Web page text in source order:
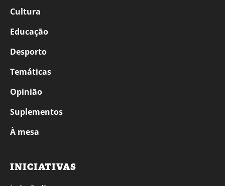
Cultura
Educação
Desporto
Temáticas
Opinião
Suplementos
À mesa
INICIATIVAS